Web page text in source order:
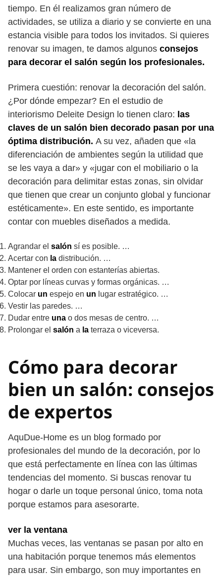
tiempo. En él realizamos gran número de
actividades, se utiliza a diario y se convierte en una
estancia visible para todos los invitados. Si quieres
renovar su imagen, te damos algunos consejos
para decorar el salón según los profesionales.
Primera cuestión: renovar la decoración del salón.
¿Por dónde empezar? En el estudio de
interiorismo Deleite Design lo tienen claro: las
claves de un salón bien decorado pasan por una
óptima distribución. A su vez, añaden que «la
diferenciación de ambientes según la utilidad que
se les vaya a dar» y «jugar con el mobiliario o la
decoración para delimitar estas zonas, sin olvidar
que tienen que crear un conjunto global y funcionar
estéticamente». En este sentido, es importante
contar con muebles diseñados a medida.
Agrandar el salón sí es posible. …
Acertar con la distribución. …
Mantener el orden con estanterías abiertas.
Optar por líneas curvas y formas orgánicas. …
Colocar un espejo en un lugar estratégico. …
Vestir las paredes. …
Dudar entre una o dos mesas de centro. …
Prolongar el salón a la terraza o viceversa.
Cómo para decorar
bien un salón: consejos
de expertos
AquDue-Home es un blog formado por
profesionales del mundo de la decoración, por lo
que está perfectamente en línea con las últimas
tendencias del momento. Si buscas renovar tu
hogar o darle un toque personal único, toma nota
porque estamos para asesorarte.
ver la ventana
Muchas veces, las ventanas se pasan por alto en
una habitación porque tenemos más elementos
para usar. Sin embargo, son muy importantes en